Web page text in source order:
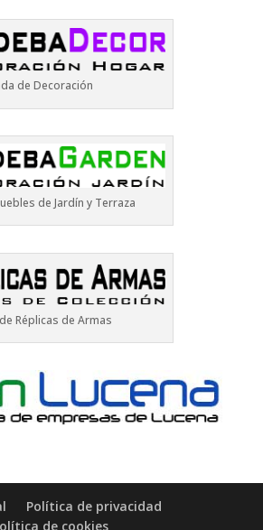
de Decoración
de Jardín y Terraza
Réplicas de Armas
Política de privacidad
de cookies